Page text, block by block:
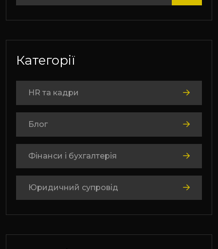
Категорії
HR та кадри
Блог
Фінанси і бухгалтерія
Юридичний супровід